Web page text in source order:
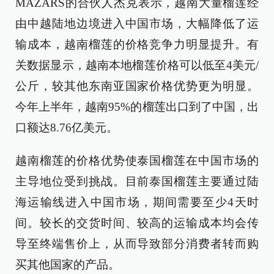
MAZARS的合伙人杰克表示，越南大量榴莲经
由中越陆地边境进入中国市场，大幅降低了运
输成本，越南榴莲的价格竞争力明显提升。有
关数据显示，越南本地榴莲价格可以低至4美元/
公斤，较其他东南亚国家价格优势更为明显。
今年上半年，越南95%的榴莲出口到了中国，出
口额达8.76亿美元。
越南榴莲的价格优势使泰国榴莲在中国市场的
主导地位受到挑战。目前泰国榴莲主要通过陆
海运输线进入中国市场，期间需要至少4天时
间。较长的交货时间、较高的运输成本均会传
导至终端售价上，从而导致部分消费者转而购
买其他国家的产品。